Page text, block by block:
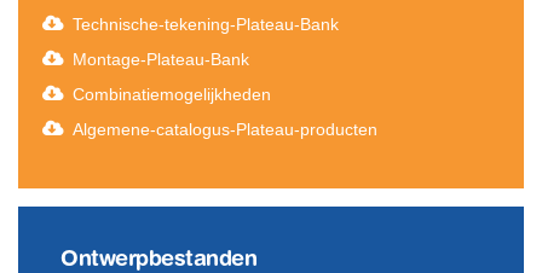
Technische-tekening-Plateau-Bank
Montage-Plateau-Bank
Combinatiemogelijkheden
Algemene-catalogus-Plateau-producten
Ontwerpbestanden